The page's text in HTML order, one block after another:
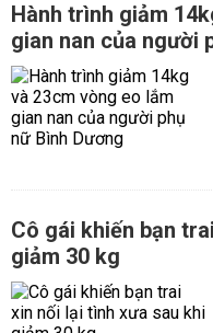
Hành trình giảm
gian nan của người
Cô gái khiến bạn
giảm 30 kg